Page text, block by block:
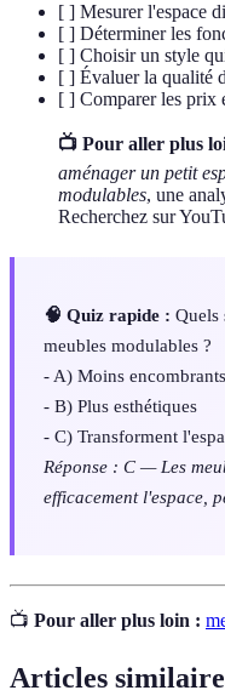
[ ] Mesurer l'espace
[ ] Déterminer les
[ ] Choisir un style
[ ] Évaluer la qualité
[ ] Comparer les prix
📺 Pour aller plus
aménager un petit
modulables, une
Recherchez sur
🧠 Quiz rapide : Quels
meubles modulables ?
- A) Moins encombrants
- B) Plus esthétiques
- C) Transforment
Réponse : C — Les
efficacement l'espace,
📺 Pour aller plus loin :
Articles